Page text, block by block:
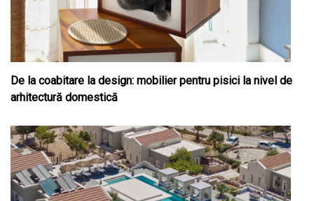
De la coabitare la design: mobilier pentru pisici la nivel de
arhitectură domestică